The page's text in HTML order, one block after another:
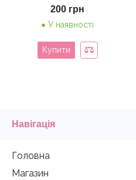
200 грн
У наявності
Купити
Навігація
Головна
Магазин